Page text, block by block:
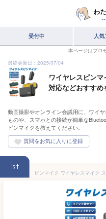
受付中 人
本ページはプロ
最終更新日：2025/07/04
ワイヤレスピン
対応などおすすめ
動画撮影やオンライン会議用に、ワイ
ものや、スマホとの接続が簡単な
ピンマイクを教えてください。
1st